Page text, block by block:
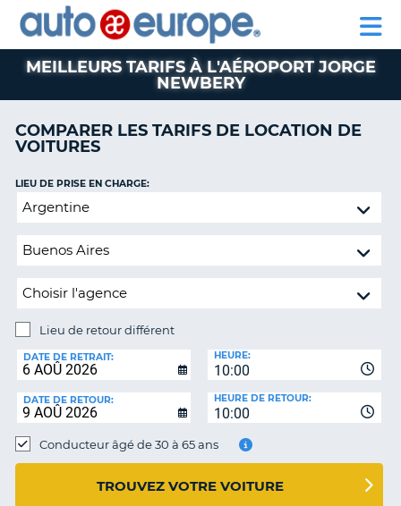
LOCATION
DE
VOITURES
CAMPING-
CAR
PARTENAIRE
SUPPORT
CLIENT
AUTO
EUROPE
LOCATION
DE
VOITURES
CAR
PARTENAIRE
CLIENT
MON
GÉRER
RÉSERVATION
CANADA
LANGUAGE
MEILLEURS TARIFS À L'AÉROPORT JORGE
NEWBERY
COMPARER LES TARIFS DE LOCATION DE
VOITURES
Lieu
retour
LIEU DE PRISE EN CHARGE:
Lieu de retour différent
DE
RETOUR:
DATE DE RETRAIT:
10:00
HEURE:
DATE DE RETOUR:
10:00
HEURE DE RETOUR:
Conducteur âgé de 30 à 65 ans
TROUVEZ VOTRE VOITURE